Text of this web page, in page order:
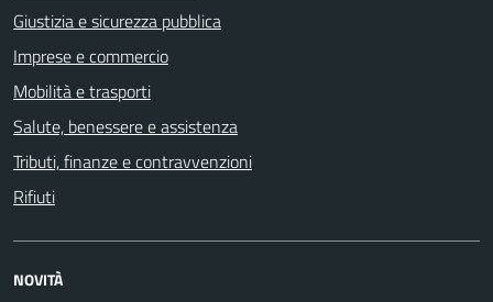
Giustizia e sicurezza pubblica
Imprese e commercio
Mobilità e trasporti
Salute, benessere e assistenza
Tributi, finanze e contravvenzioni
Rifiuti
NOVITÀ